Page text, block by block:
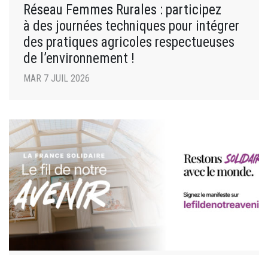
Réseau Femmes Rurales : participez
à des journées techniques pour intégrer
des pratiques agricoles respectueuses
de l’environnement !
MAR 7 JUIL 2026